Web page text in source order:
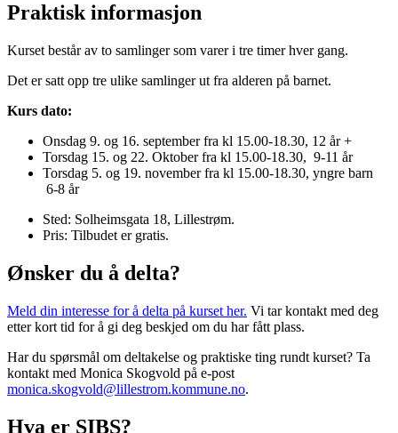
Praktisk informasjon
Kurset består av to samlinger som varer i tre timer hver gang.
Det er satt opp tre ulike samlinger ut fra alderen på barnet.
Kurs dato:
Onsdag 9. og 16. september fra kl 15.00-18.30, 12 år +
Torsdag 15. og 22. Oktober fra kl 15.00-18.30, 9-11 år
Torsdag 5. og 19. november fra kl 15.00-18.30, yngre barn
6-8 år
Sted: Solheimsgata 18, Lillestrøm.
Pris: Tilbudet er gratis.
Ønsker du å delta?
Meld din interesse for å delta på kurset her. Vi tar kontakt med deg
etter kort tid for å gi deg beskjed om du har fått plass.
Har du spørsmål om deltakelse og praktiske ting rundt kurset? Ta
kontakt med Monica Skogvold på e-post
monica.skogvold@lillestrom.kommune.no.
Hva er SIBS?